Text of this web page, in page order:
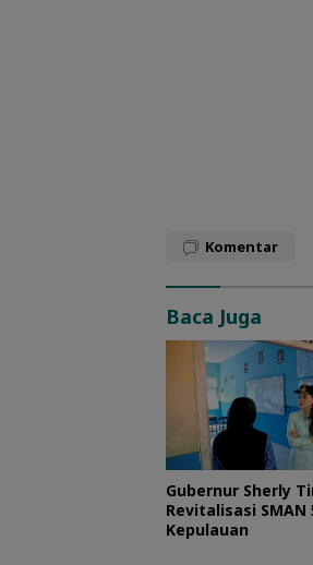
Komentar
Baca Juga
Gubernur Sherly
Revitalisasi SMAN
Kepulauan